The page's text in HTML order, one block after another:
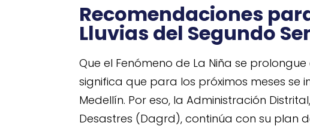
Recomendaciones
Lluvias del Segundo
Que el Fenómeno de La Niña se
significa que para los próximos meses se
Medellín. Por eso, la Administración
Desastres (Dagrd), continúa con su plan